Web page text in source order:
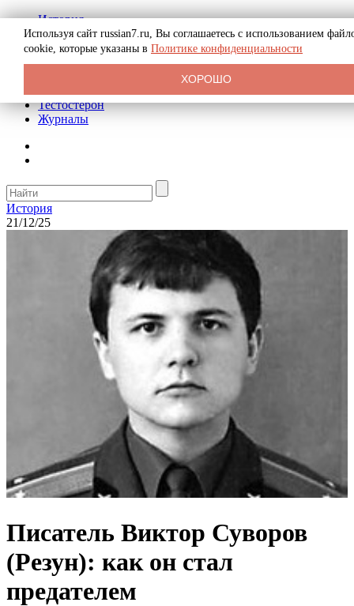
История
Биография
Криминал
Реклама на сайте
Тестостерон
Журналы
История
21/12/25
Писатель Виктор Суворов
(Резун): как он стал
предателем
Используя сайт russian7.ru, Вы соглашаетесь с использованием
cookie, которые указаны в Политике конфиденциальности
ХОРОШО